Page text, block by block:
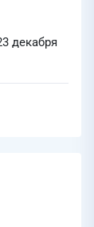
декабря